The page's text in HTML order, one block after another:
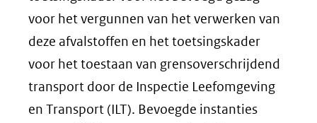
voor het vergunnen van het verwerken van
deze afvalstoffen en het toetsingskader
voor het toestaan van grensoverschrijdend
transport door de Inspectie Leefomgeving
en Transport (ILT). Bevoegde instanties